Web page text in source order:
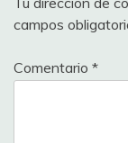
campos
Comentario *